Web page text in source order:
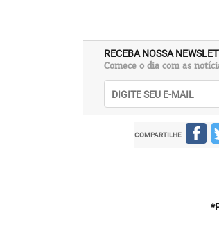
RECEBA NOSSA
Comece o dia com as
COMPARTILHE